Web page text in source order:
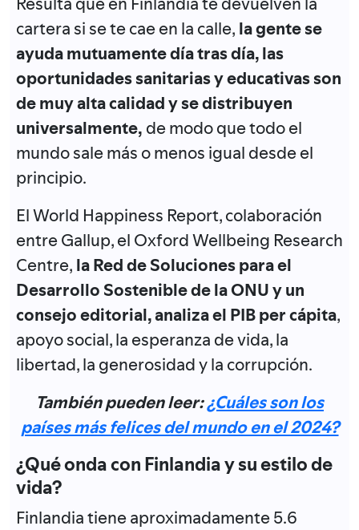
cartera si se te cae en la calle, la gente se
ayuda mutuamente día tras día, las
oportunidades sanitarias y educativas son
de muy alta calidad y se distribuyen
universalmente, de modo que todo el
mundo sale más o menos igual desde el
principio.
El World Happiness Report, colaboración
entre Gallup, el Oxford Wellbeing Research
Centre, la Red de Soluciones para el
Desarrollo Sostenible de la ONU y un
consejo editorial, analiza el PIB per cápita,
apoyo social, la esperanza de vida, la
libertad, la generosidad y la corrupción.
También pueden leer:¿Cuáles son los
países más felices del mundo en el 2024?
¿Qué onda con Finlandia y su estilo de
vida?
Finlandia tiene aproximadamente 5.6